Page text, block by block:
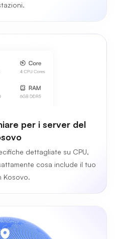
per i server del
dettagliate su CPU,
cosa include il tuo
Kosovo.